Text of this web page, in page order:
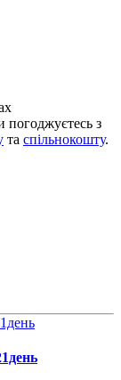
погоджуєтесь з
та спільнокошту.